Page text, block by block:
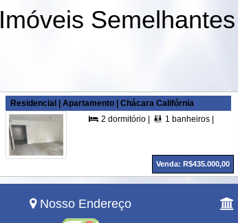
Imóveis Semelhantes
2 vagas | 130,00 m² A. Útil |
Residencial | Apartamento | Chácara Califórnia
 2 dormitório |  1 banheiros |
Venda: R$435.000,00
Nosso Endereço